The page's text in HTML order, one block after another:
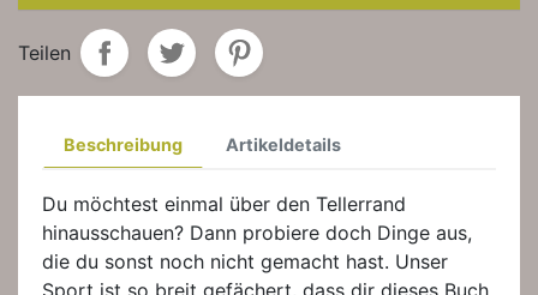
Teilen
Beschreibung Artikeldetails
Du möchtest einmal über den Tellerrand
hinausschauen? Dann probiere doch Dinge aus,
die du sonst noch nicht gemacht hast. Unser
Sport ist so breit gefächert, dass dir dieses Buch